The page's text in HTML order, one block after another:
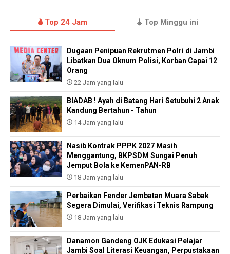
Top 24 Jam Top Minggu ini
Dugaan Penipuan Rekrutmen Polri di Jambi
Libatkan Dua Oknum Polisi, Korban Capai 12
Orang
22 Jam yang lalu
BIADAB ! Ayah di Batang Hari Setubuhi 2 Anak
Kandung Bertahun - Tahun
14 Jam yang lalu
Nasib Kontrak PPPK 2027 Masih
Menggantung, BKPSDM Sungai Penuh
Jemput Bola ke KemenPAN-RB
18 Jam yang lalu
Perbaikan Fender Jembatan Muara Sabak
Segera Dimulai, Verifikasi Teknis Rampung
18 Jam yang lalu
Danamon Gandeng OJK Edukasi Pelajar
Jambi Soal Literasi Keuangan, Perpustakaan